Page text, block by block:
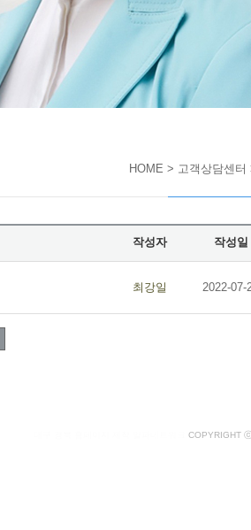
HOME > 고객상담센터
작성자 작성일
최강일 2022-07-
COPYRIGHT